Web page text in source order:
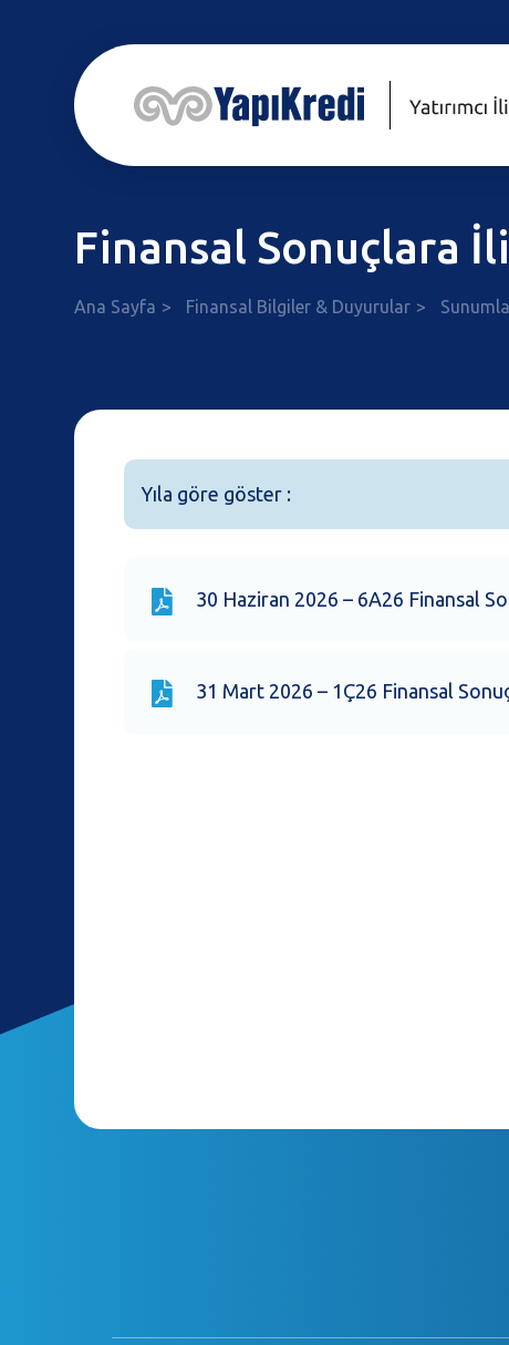
Finansal Sonuçlara
Ana Sayfa Finansal Bilgiler & Duyurular
Yıla göre göster :
30 Haziran 2026 – 6A26 Finansal
31 Mart 2026 – 1Ç26 Finansal